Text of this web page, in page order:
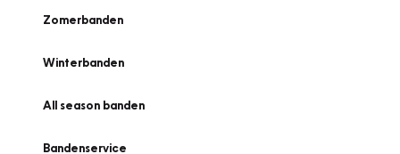
Zomerbanden
Winterbanden
All season banden
Bandenservice